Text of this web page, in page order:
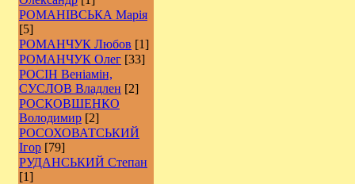
РОМАНІВСЬКА Марія
[5]
РОМАНЧУК Любов [1]
РОМАНЧУК Олег [33]
РОСІН Веніамін,
СУСЛОВ Владлен [2]
РОCКОВШЕНКО
Володимир [2]
РОСОХОВАТСЬКИЙ
Ігор [79]
РУДАНСЬКИЙ Степан
[1]